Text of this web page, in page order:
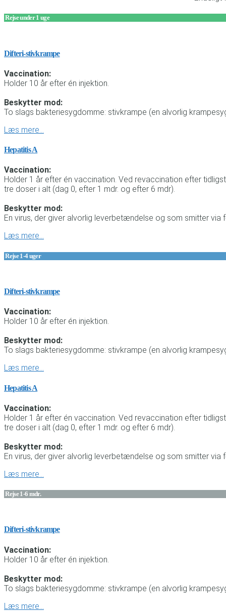
Rejse under 1 uge
Difteri-stivkrampe
Vaccination:
Holder 10 år efter én injektion.
Beskytter mod:
To slags bakteriesygdomme: stivkrampe (en alvorlig
Læs mere…
Hepatitis A
Vaccination:
Holder 1 år efter én vaccination. Ved revaccination efter
tre doser i alt (dag 0, efter 1 mdr. og efter 6 mdr).
Beskytter mod:
En virus, der giver alvorlig leverbetændelse og som smitter via
Læs mere…
Rejse 1-4 uger
Difteri-stivkrampe
Vaccination:
Holder 10 år efter én injektion.
Beskytter mod:
To slags bakteriesygdomme: stivkrampe (en alvorlig
Læs mere…
Hepatitis A
Vaccination:
Holder 1 år efter én vaccination. Ved revaccination efter
tre doser i alt (dag 0, efter 1 mdr. og efter 6 mdr).
Beskytter mod:
En virus, der giver alvorlig leverbetændelse og som smitter via
Læs mere…
Rejse 1-6 mdr.
Difteri-stivkrampe
Vaccination:
Holder 10 år efter én injektion.
Beskytter mod:
To slags bakteriesygdomme: stivkrampe (en alvorlig
Læs mere…